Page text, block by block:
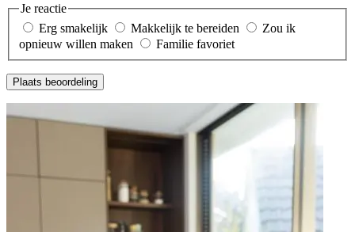
Je reactie
Erg smakelijk
Makkelijk te bereiden
Zou ik
opnieuw willen maken
Familie favoriet
Plaats beoordeling